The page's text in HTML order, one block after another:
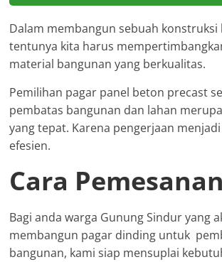
Dalam membangun sebuah konstruksi
tentunya kita harus
material bangunan yang berkualitas.
Pemilihan pagar panel beton precast
pembatas bangunan dan lahan
yang tepat. Karena pengerjaan
efesien.
Cara Pemesanan
Bagi anda warga Gunung Sindur yang
membangun pagar dinding untuk
bangunan, kami siap mensuplai